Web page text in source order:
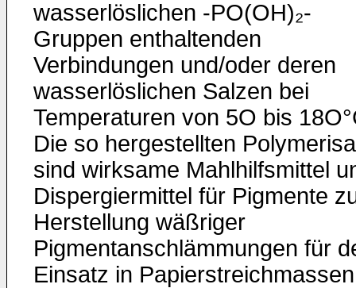
wasserlöslichen -PO(OH)₂-
Gruppen enthalten­den
Verbindungen und/oder deren
wasserlöslichen Salzen bei
Temperaturen von 5O bis
Die so hergestellten
sind wirksame Mahl­hilfsmittel
Dispergiermittel für Pigmente
Herstellung wäßriger
Pigmentanschlämmungen für
Einsatz in